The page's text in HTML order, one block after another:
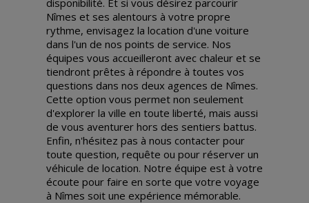
Nîmes et ses alentours à votre propre
rythme, envisagez la location d'une voiture
dans l'un de nos points de service. Nos
équipes vous accueilleront avec chaleur et se
tiendront prêtes à répondre à toutes vos
questions dans nos deux agences de Nîmes.
Cette option vous permet non seulement
d'explorer la ville en toute liberté, mais aussi
de vous aventurer hors des sentiers battus.
Enfin, n'hésitez pas à nous contacter pour
toute question, requête ou pour réserver un
véhicule de location. Notre équipe est à votre
écoute pour faire en sorte que votre voyage
à Nîmes soit une expérience mémorable.